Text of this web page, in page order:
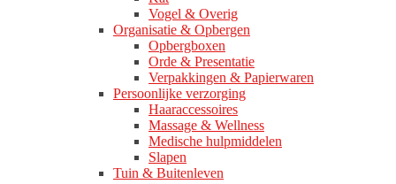
Vogel & Overig
Organisatie & Opbergen
Opbergboxen
Orde & Presentatie
Verpakkingen & Papierwaren
Persoonlijke verzorging
Haaraccessoires
Massage & Wellness
Medische hulpmiddelen
Slapen
Tuin & Buitenleven